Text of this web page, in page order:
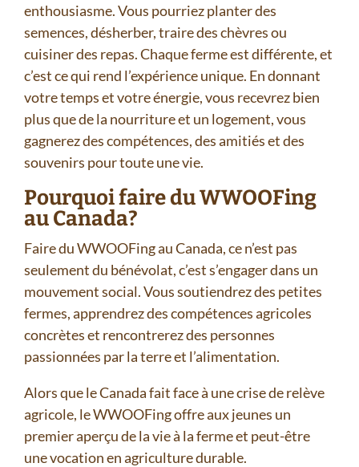
enthousiasme. Vous pourriez planter des
semences, désherber, traire des chèvres ou
cuisiner des repas. Chaque ferme est différente, et
c’est ce qui rend l’expérience unique. En donnant
votre temps et votre énergie, vous recevrez bien
plus que de la nourriture et un logement, vous
gagnerez des compétences, des amitiés et des
souvenirs pour toute une vie.
Pourquoi faire du WWOOFing
au Canada?
Faire du WWOOFing au Canada, ce n’est pas
seulement du bénévolat, c’est s’engager dans un
mouvement social. Vous soutiendrez des petites
fermes, apprendrez des compétences agricoles
concrètes et rencontrerez des personnes
passionnées par la terre et l’alimentation.
Alors que le Canada fait face à une crise de relève
agricole, le WWOOFing offre aux jeunes un
premier aperçu de la vie à la ferme et peut-être
une vocation en agriculture durable.